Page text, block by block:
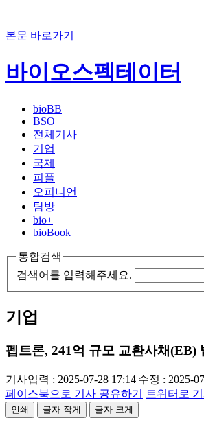
본문 바로가기
바이오스펙테이터
bioBB
BSO
전체기사
기업
국제
피플
오피니언
탐방
bio+
bioBook
통합검색
검색어를 입력해주세요.
기업
펩트론, 241억 규모 교환사채(EB)
기사입력 : 2025-07-28 17:14|수정 : 2025-
페이스북으로 기사 공유하기
트위터로
인쇄 글자 작게 글자 크게